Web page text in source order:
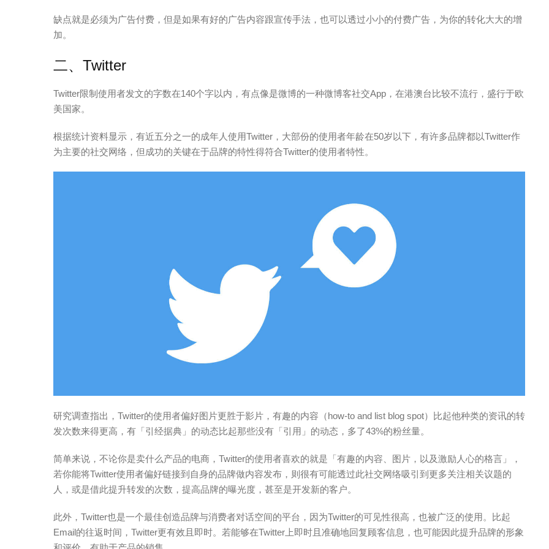
缺点就是必须为广告付费，但是如果有好的广告内容跟宣传手法，也可以透过小小的付费广告，为你的转化大大的增
加。
二、Twitter
Twitter限制使用者发文的字数在140个字以内，有点像是微博的一种微博客社交App，在港澳台比较不流行，盛行于欧
美国家。
根据统计资料显示，有近五分之一的成年人使用Twitter，大部份的使用者年龄在50岁以下，有许多品牌都以Twitter作
为主要的社交网络，但成功的关键在于品牌的特性得符合Twitter的使用者特性。
研究调查指出，Twitter的使用者偏好图片更胜于影片，有趣的内容（how-to and list blog spot）比起他种类的资讯的转
发次数来得更高，有「引经据典」的动态比起那些没有「引用」的动态，多了43%的粉丝量。
简单来说，不论你是卖什么产品的电商，Twitter的使用者喜欢的就是「有趣的内容、图片，以及激励人心的格言」，
若你能将Twitter使用者偏好链接到自身的品牌做内容发布，则很有可能透过此社交网络吸引到更多关注相关议题的
人，或是借此提升转发的次数，提高品牌的曝光度，甚至是开发新的客户。
此外，Twitter也是一个最佳创造品牌与消费者对话空间的平台，因为Twitter的可见性很高，也被广泛的使用。比起
Email的往返时间，Twitter更有效且即时。若能够在Twitter上即时且准确地回复顾客信息，也可能因此提升品牌的形象